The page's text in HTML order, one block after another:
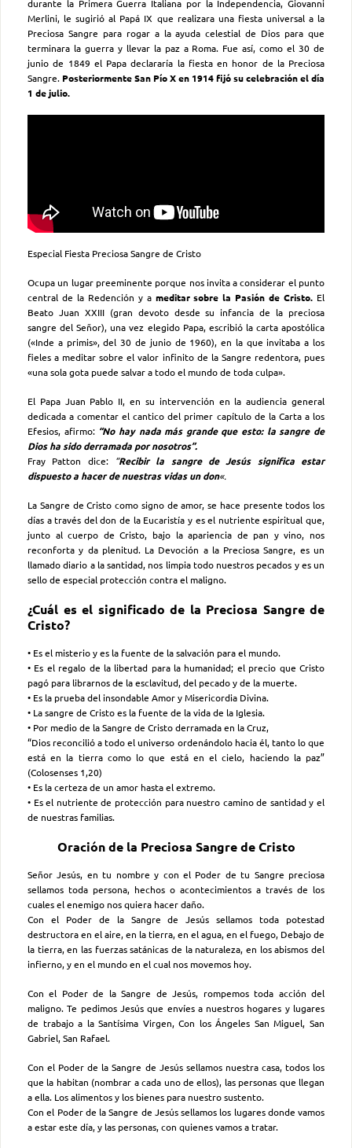
durante la Primera Guerra Italiana por la Independencia, Giovanni
Merlini, le sugirió al Papá IX que realizara una fiesta universal a la
Preciosa Sangre para rogar a la ayuda celestial de Dios para que
terminara la guerra y llevar la paz a Roma. Fue así, como el 30 de
junio de 1849 el Papa declararía la fiesta en honor de la Preciosa
Sangre. Posteriormente San Pío X en 1914 fijó su celebración el día
1 de julio.
Especial Fiesta Preciosa Sangre de Cristo
Ocupa un lugar preeminente porque nos invita a considerar el punto
central de la Redención y a meditar sobre la Pasión de Cristo. El
Beato Juan XXIII (gran devoto desde su infancia de la preciosa
sangre del Señor), una vez elegido Papa, escribió la carta apostólica
(«Inde a primis», del 30 de junio de 1960), en la que invitaba a los
fieles a meditar sobre el valor infinito de la Sangre redentora, pues
«una sola gota puede salvar a todo el mundo de toda culpa».
El Papa Juan Pablo II, en su intervención en la audiencia general
dedicada a comentar el cantico del primer capítulo de la Carta a los
Efesios, afirmo: “No hay nada más grande que esto: la sangre de
Dios ha sido derramada por nosotros”.
Fray Patton dice:
“Recibir la sangre de Jesús significa estar
dispuesto a hacer de nuestras vidas un don«.
La Sangre de Cristo como signo de amor, se hace presente todos los
días a través del don de la Eucaristía y es el nutriente espiritual que,
junto al cuerpo de Cristo, bajo la apariencia de pan y vino, nos
reconforta y da plenitud. La Devoción a la Preciosa Sangre, es un
llamado diario a la santidad, nos limpia todo nuestros pecados y es un
sello de especial protección contra el maligno.
¿Cuál es el significado de la Preciosa Sangre de
Cristo?
• Es el misterio y es la fuente de la salvación para el mundo.
• Es el regalo de la libertad para la humanidad; el precio que Cristo
pagó para librarnos de la esclavitud, del pecado y de la muerte.
• Es la prueba del insondable Amor y Misericordia Divina.
• La sangre de Cristo es la fuente de la vida de la Iglesia.
• Por medio de la Sangre de Cristo derramada en la Cruz,
“Dios reconcilió a todo el universo ordenándolo hacia él, tanto lo que
está en la tierra como lo que está en el cielo, haciendo la paz”
(Colosenses 1,20)
• Es la certeza de un amor hasta el extremo.
• Es el nutriente de protección para nuestro camino de santidad y el
de nuestras familias.
Oración de la Preciosa Sangre de Cristo
Señor Jesús, en tu nombre y con el Poder de tu Sangre preciosa
sellamos toda persona, hechos o acontecimientos a través de los
cuales el enemigo nos quiera hacer daño.
Con el Poder de la Sangre de Jesús sellamos toda potestad
destructora en el aire, en la tierra, en el agua, en el fuego, Debajo de
la tierra, en las fuerzas satánicas de la naturaleza, en los abismos del
infierno, y en el mundo en el cual nos movemos hoy.
Con el Poder de la Sangre de Jesús, rompemos toda acción del
maligno. Te pedimos Jesús que envíes a nuestros hogares y lugares
de trabajo a la Santísima Virgen, Con los Ángeles San Miguel, San
Gabriel, San Rafael.
Con el Poder de la Sangre de Jesús sellamos nuestra casa, todos los
que la habitan (nombrar a cada uno de ellos), las personas que llegan
a ella. Los alimentos y los bienes para nuestro sustento.
Con el Poder de la Sangre de Jesús sellamos los lugares donde vamos
a estar este día, y las personas, con quienes vamos a tratar.